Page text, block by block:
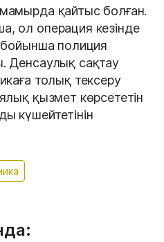
қайтыс болған.
ол операция кезінде
бойынша полиция
Денсаулық сақтау
толық тексеру
қызмет көрсететін
күшейтетінін